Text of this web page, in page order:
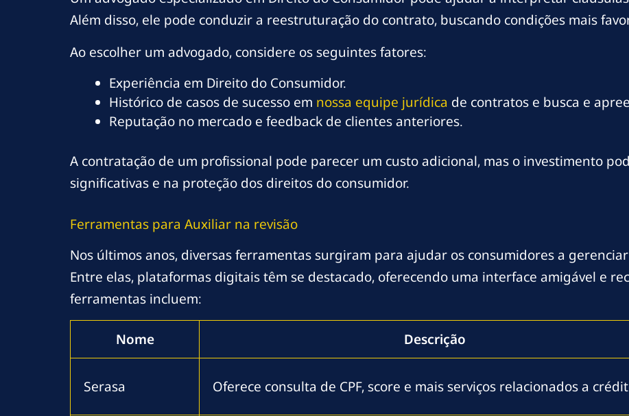
Além disso, ele pode conduzir a reestruturação do contrato, buscando condições mais
Ao escolher um advogado, considere os seguintes fatores:
Experiência em Direito do Consumidor.
Histórico de casos de sucesso em nossa equipe jurídica de contratos e busca e
Reputação no mercado e feedback de clientes anteriores.
A contratação de um profissional pode parecer um custo adicional, mas o investimento
significativas e na proteção dos direitos do consumidor.
Ferramentas para Auxiliar na revisão
Nos últimos anos, diversas ferramentas surgiram para ajudar os consumidores a
Entre elas, plataformas digitais têm se destacado, oferecendo uma interface amigável e
ferramentas incluem:
Nome Descrição
Serasa Oferece consulta de CPF, score e mais serviços relacionados a